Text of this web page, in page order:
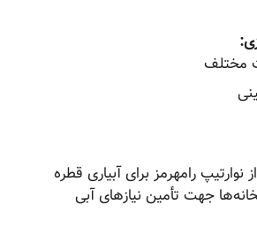
رامهرمز برای آبیاری قطره
جهت تأمین نیازهای آبی